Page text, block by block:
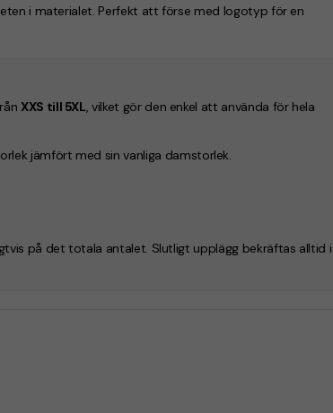
i materialet. Perfekt att förse med logotyp för en
XXS till 5XL, vilket gör den enkel att använda för hela
jämfört med sin vanliga damstorlek.
på det totala antalet. Slutligt upplägg bekräftas alltid i